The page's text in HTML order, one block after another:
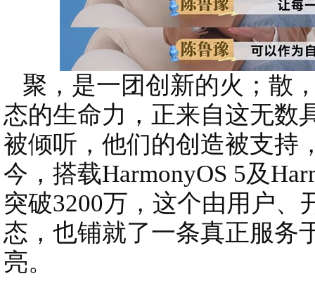
聚，是一团创新的火；散
态的生命力，正来自这无
被倾听，他们的创造被支持
今，搭载HarmonyOS 5及
突破3200万，这个由用户、
态，也铺就了一条真正服务
亮。